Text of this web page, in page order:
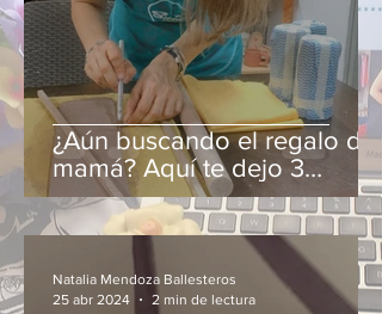
¿Aún buscando el regalo de
mamá? Aquí te dejo 3
consejos
Natalia Mendoza Ballesteros
25 abr 2024
2 min de lectura